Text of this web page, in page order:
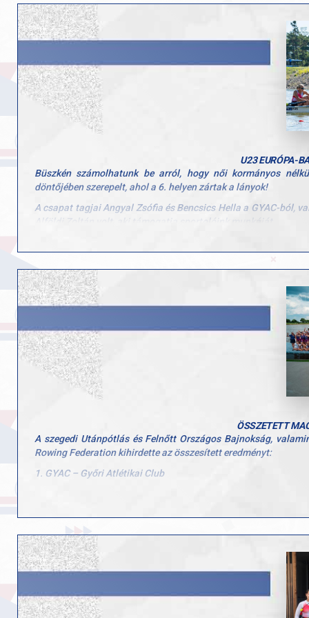
Az elmúlt évek eredményeiből kiindulva a célunk nem lehet
Ehhez elengedhetetlen bázisunk növelése minden
Hiszem, hogy ezekkel a lépésekkel nemcsak megőrizzük
Hajrá GYAC Evezés – együtt haladunk tovább előre, még
U23 EURÓPA-
Büszkén számolhatunk be arról, hogy női kormányos
döntőjében szerepelt, ahol a 6. helyen zártak a lányok!
A csapat tagjai Angyal Zsófia és Bencsics Hella a GYAC-ból,
Alföldi Zoltán volt, aki támogatja sportolóink munkáját.
kívánunk a folytatáshoz!
ÖSSZETETT
A szegedi Utánpótlás és Felnőtt Országos Bajnokság,
Rowing Federation kihirdette az összesített eredményt:
1. GYAC – Győri Atlétikai Club
3. Budapest Evezős Egylet
Hatalmas gratuláció jár minden sportolónknak és edzőnknek,
Vezetőedző: Dr. Alföldi Zoltán
Para és utánpótlás edző: Nagy Gábor